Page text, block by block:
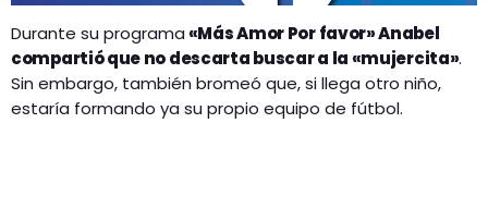
Durante su programa«Más Amor Por favor» Anabel
compartió que no descarta buscar a la «mujercita».
Sin embargo, también bromeó que, si llega otro niño,
estaría formando ya su propio equipo de fútbol.